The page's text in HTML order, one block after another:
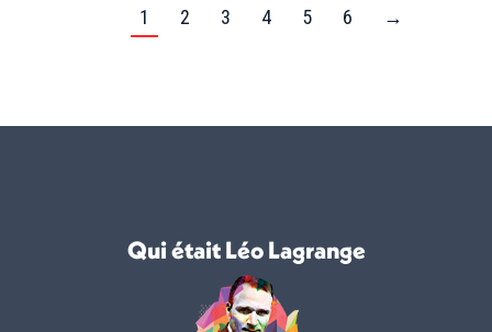
1 2 3 4 5 6 →
Qui était Léo Lagrange